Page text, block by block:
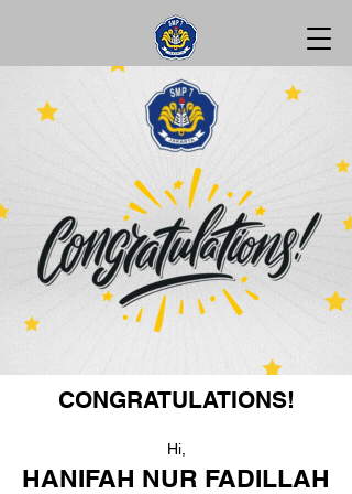
CONGRATULATIONS!
Hi,
HANIFAH NUR FADILLAH